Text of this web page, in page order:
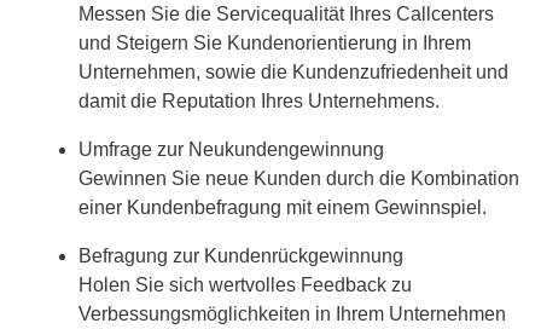
Messen Sie die Servicequalität Ihres Callcenters
und Steigern Sie Kundenorientierung in Ihrem
Unternehmen, sowie die Kundenzufriedenheit und
damit die Reputation Ihres Unternehmens.
Umfrage zur Neukundengewinnung
Gewinnen Sie neue Kunden durch die Kombination
einer Kundenbefragung mit einem Gewinnspiel.
Befragung zur Kundenrückgewinnung
Holen Sie sich wertvolles Feedback zu
Verbessungsmöglichkeiten in Ihrem Unternehmen